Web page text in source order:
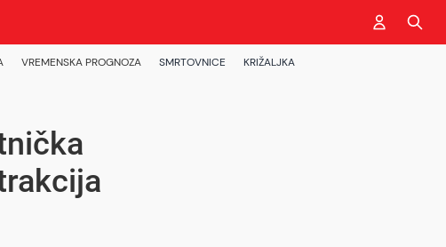
VREMENSKA PROGNOZA SMRTOVNICE KRIŽALJKA